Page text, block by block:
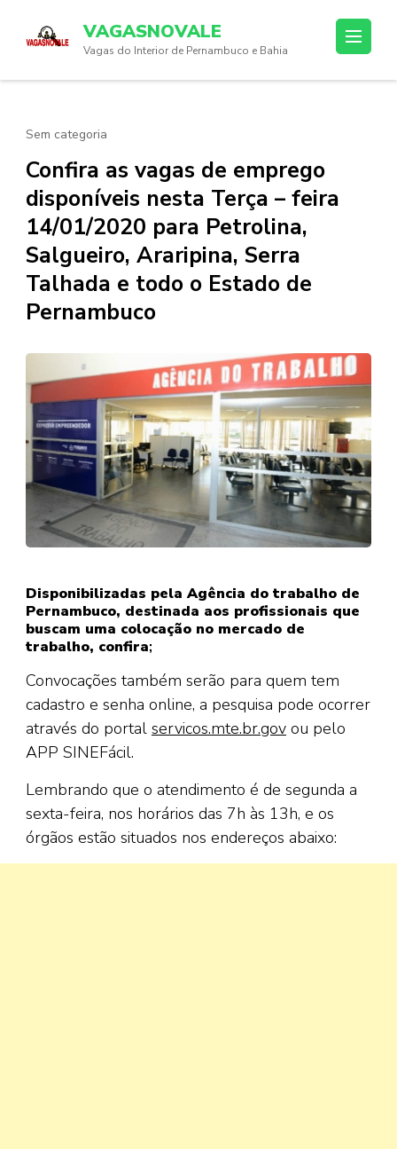
(Press
VAGASNOVALE
Vagas do Interior de Pernambuco e Bahia
Sem categoria
Confira as vagas de emprego
disponíveis nesta Terça – feira
14/01/2020 para Petrolina,
Salgueiro, Araripina, Serra
Talhada e todo o Estado de
Pernambuco
Disponibilizadas pela Agência do trabalho de
Pernambuco, destinada aos profissionais que
buscam uma colocação no mercado de
trabalho, confira;
Convocações também serão para quem tem
cadastro e senha online, a pesquisa pode ocorrer
através do portal servicos.mte.br.gov ou pelo
APP SINEFácil.
Lembrando que o atendimento é de segunda a
sexta-feira, nos horários das 7h às 13h, e os
órgãos estão situados nos endereços abaixo: